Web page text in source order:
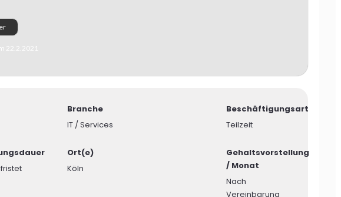
22.2.2021
Branche
IT / Services
Beschäftigungsart
Teilzeit
Ort(e)
Köln
Gehaltsvorstellung
/ Monat
Nach
Vereinbarung